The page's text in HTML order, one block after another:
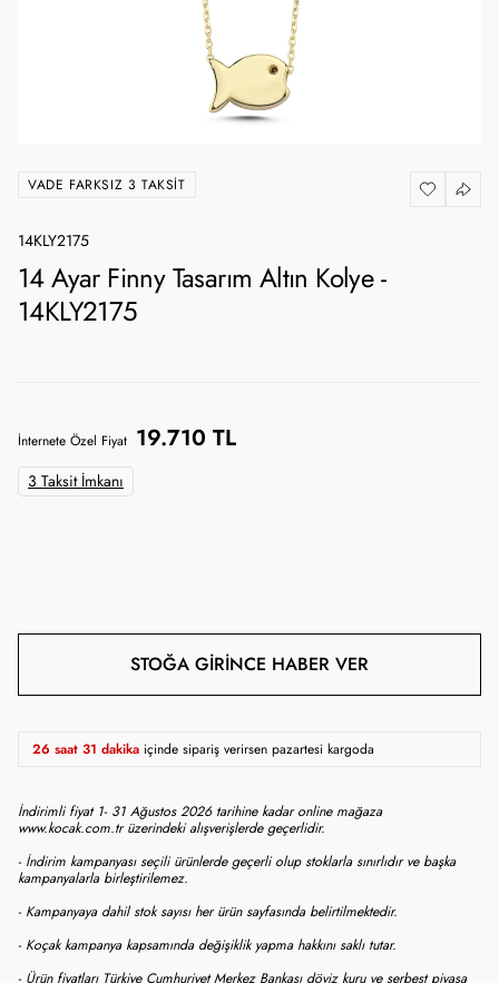
VADE FARKSIZ 3 TAKSIT
14KLY2175
14 Ayar Finny Tasarım Altın Kolye -
14KLY2175
İnternete Özel Fiyat 19.710 TL
3 Taksit İmkanı
STOĞA GIRINCE HABER VER
26 saat 31 dakika içinde sipariş verirsen pazartesi kargoda
İndirimli fiyat 1- 31 Ağustos 2026 tarihine kadar online mağaza
www.kocak.com.tr üzerindeki alışverişlerde geçerlidir.
- İndirim kampanyası seçili ürünlerde geçerli olup stoklarla sınırlıdır ve başka
kampanyalarla birleştirilemez.
- Kampanyaya dahil stok sayısı her ürün sayfasında belirtilmektedir.
- Koçak kampanya kapsamında değişiklik yapma hakkını saklı tutar.
- Ürün fiyatları Türkiye Cumhuriyet Merkez Bankası döviz kuru ve serbest piyasa